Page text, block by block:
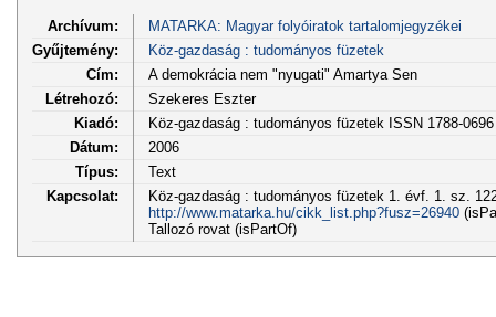
Archívum:
MATARKA: Magyar folyóiratok tartalomjegyzékei
Gyűjtemény:
Köz-gazdaság : tudományos füzetek
Cím:
A demokrácia nem "nyugati" Amartya Sen
Létrehozó:
Szekeres Eszter
Kiadó:
Köz-gazdaság : tudományos füzetek ISSN 1788-0696
Dátum:
2006
Típus:
Text
Kapcsolat:
Köz-gazdaság : tudományos füzetek 1. évf. 1. sz.
http://www.matarka.hu/cikk_list.php?fusz=26940
Tallozó rovat (isPartOf)